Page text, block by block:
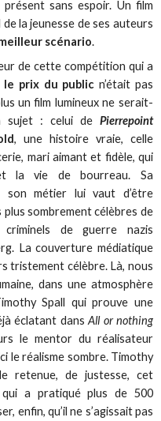
sans espoir. Un film
la jeunesse de ses auteurs
scénario.
de cette compétition qui a
le prix du public n’était pas
un film lumineux ne serait-
sujet : celui de Pierrepoint
, une histoire vraie, celle
mari aimant et fidèle, qui
la vie de bourreau. Sa
son métier lui vaut d’être
sombrement célèbres de
de guerre nazis
La couverture médiatique
tristement célèbre. Là, nous
dans une atmosphère
Spall qui prouve une
éclatant dansAll or nothing
le mentor du réalisateur
le réalisme sombre. Timothy
retenue, de justesse, cet
qui a pratiqué plus de 500
enfin, qu’il ne s’agissait pas